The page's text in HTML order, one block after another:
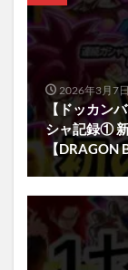
2026年3月7
【ドッカン
シャ記録①
【DRAGON